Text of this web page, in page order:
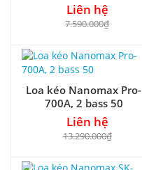
Liên hệ
7.590.000₫
Loa kéo Nanomax Pro-
700A, 2 bass 50
Liên hệ
13.290.000₫